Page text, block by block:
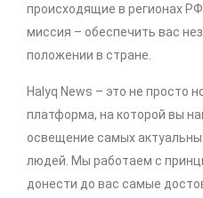
происходящие в регионах
миссия – обеспечить вас
положении в стране.
Halyq News – это не просто
платформа, на которой вы
освещение самых
людей. Мы работаем с
донести до вас самые